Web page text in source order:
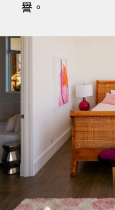
譽。